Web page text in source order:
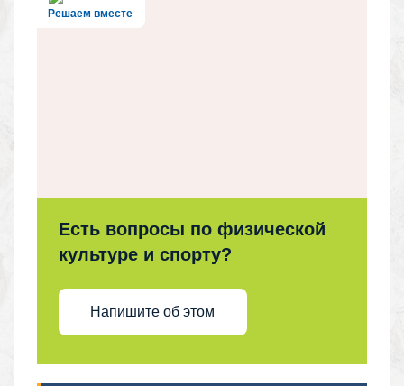
Решаем вместе
Есть вопросы по физической
культуре и спорту?
Напишите об этом